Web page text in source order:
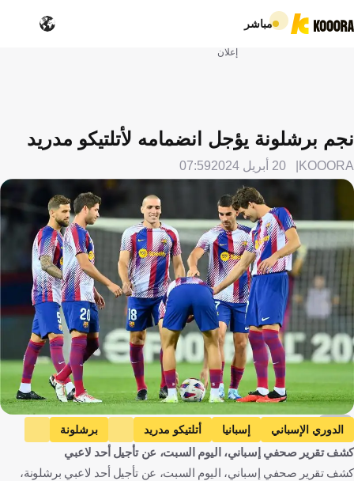
مباشر
إعلان
نجم برشلونة يؤجل انضمامه لأتلتيكو مدريد
KOOORA 20 أبريل 2024 07:59
AFP
الدوري الإسباني إسبانيا أتلتيكو مدريد
برشلونة
ماركوس الونسو
الإنتقالات كرة قدم
كشف تقرير صحفي إسباني، اليوم السبت، عن تأجيل أحد لاعبي
كشف تقرير صحفي إسباني، اليوم السبت، عن تأجيل أحد لاعبي برشلونة،